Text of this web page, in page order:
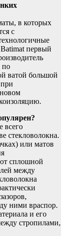
в которых
с
первый
по
ватой большой
всего
стекловолокна.
или матов
сплошной
между
ними враспор.
и его
стропилами,